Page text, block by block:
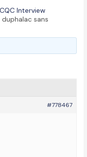
CQC Interview
sans
#778467